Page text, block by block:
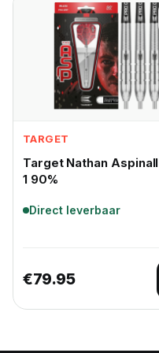
TARGET
Target Nathan
1 90%
Direct leverbaar
€79.95